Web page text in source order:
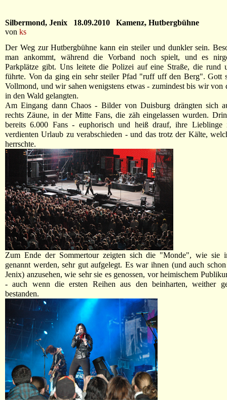
Silbermond, Jenix 18.09.2010 Kamenz, Hutbergbühne
von ks
Der Weg zur Hutbergbühne kann ein steiler und dunkler sein.
man ankommt, während die Vorband noch spielt, und es
Parkplätze gibt. Uns leitete die Polizei auf eine Straße, die rund
führte. Von da ging ein sehr steiler Pfad "ruff uff den Berg". Gott
Vollmond, und wir sahen wenigstens etwas - zumindest bis wir von
in den Wald gelangten.
Am Eingang dann Chaos - Bilder von Duisburg drängten sich
rechts Zäune, in der Mitte Fans, die zäh eingelassen wurden.
bereits 6.000 Fans - euphorisch und heiß drauf, ihre
verdienten Urlaub zu verabschieden - und das trotz der Kälte,
herrschte.
Zum Ende der Sommertour zeigten sich die "Monde", wie sie
genannt werden, sehr gut aufgelegt. Es war ihnen (und auch
Jenix) anzusehen, wie sehr sie es genossen, vor heimischem
- auch wenn die ersten Reihen aus den beinharten, weither
bestanden.